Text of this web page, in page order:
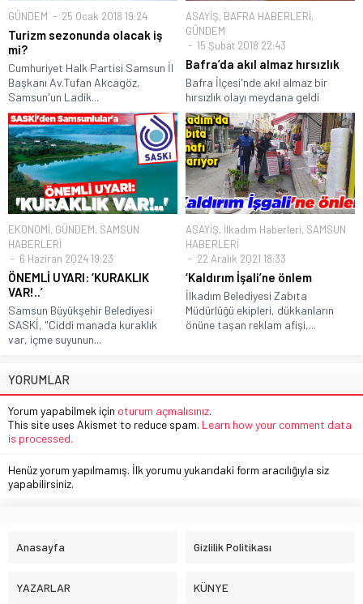
GÜNDEM 25 Ocak 2018 19:24
Turizm sezonunda olacak iş
mi?
Cumhuriyet Halk Partisi Samsun İl
Başkanı Av.Tufan Akcagöz,
Samsun'un Ladik...
ASAYİŞ, BAFRA HABERLERİ,
GÜNDEM
15 Şubat 2018 22:43
Bafra’da akıl almaz hırsızlık
Bafra İlçesi'nde akıl almaz bir
hırsızlık olayı meydana geldi
EKONOMİ, GÜNDEM, SAMSUN
HABERLERİ
6 Haziran 2024 19:23
ÖNEMLİ UYARI: ‘KURAKLIK
VAR!..’
Samsun Büyükşehir Belediyesi
SASKİ, "Ciddi manada kuraklık
var, içme suyunun...
ASAYİŞ, İlkadım Haberleri, SAMSUN
HABERLERİ
22 Aralık 2021 18:33
‘Kaldırım İşali’ne önlem
İlkadım Belediyesi Zabıta
Müdürlüğü ekipleri, dükkanların
önüne taşan reklam afişi,...
YORUMLAR
Yorum yapabilmek için oturum açmalısınız.
This site uses Akismet to reduce spam. Learn how your comment data
is processed.
Henüz yorum yapılmamış. İlk yorumu yukarıdaki form aracılığıyla siz
yapabilirsiniz.
Anasayfa Gizlilik Politikası
YAZARLAR KÜNYE